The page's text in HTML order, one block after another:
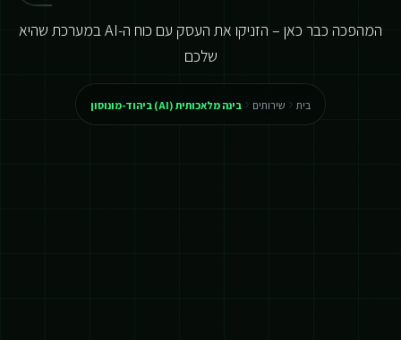
המהפכה כבר כאן – הזניקו את העסק עם כוח ה-AI במערכת שהיא
שלכם
בית שירותים בינה מלאכותית (AI) ביהוד-מונוסון